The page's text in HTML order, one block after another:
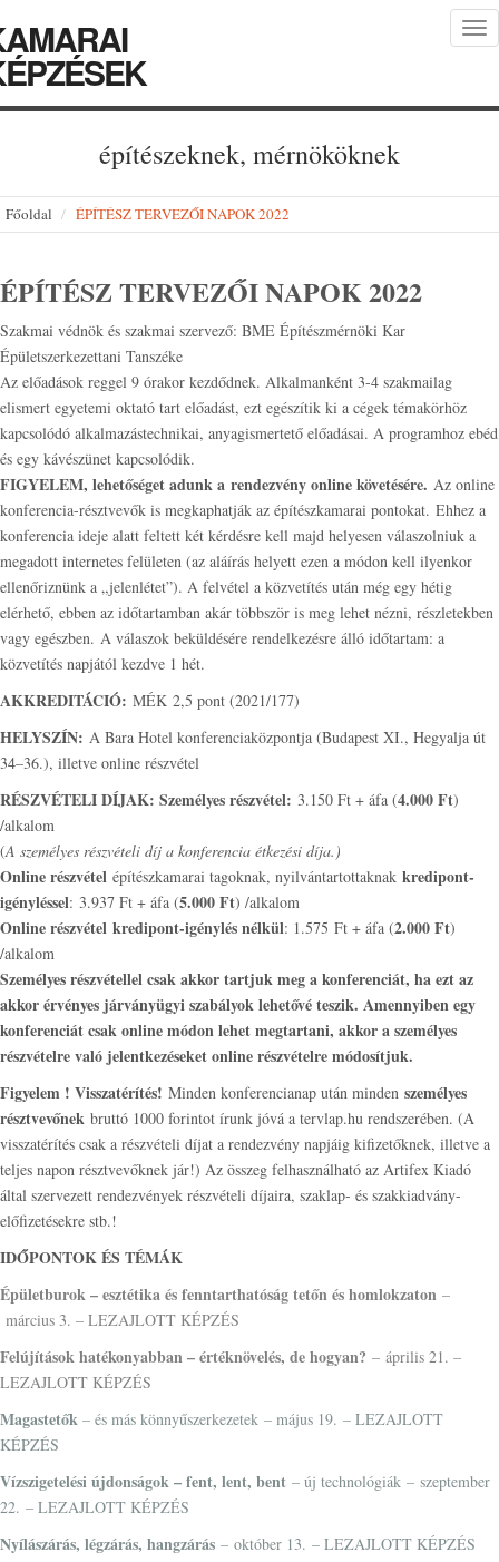
építészeknek, mérnököknek
Főoldal ÉPÍTÉSZ TERVEZŐI NAPOK 2022
ÉPÍTÉSZ TERVEZŐI NAPOK 2022
Szakmai védnök és szakmai szervező: BME Építészmérnöki Kar
Épületszerkezettani Tanszéke
Az előadások reggel 9 órakor kezdődnek. Alkalmanként 3-4 szakmailag
elismert egyetemi oktató tart előadást, ezt egészítik ki a cégek témakörhöz
kapcsolódó alkalmazástechnikai, anyagismertető előadásai. A programhoz ebéd
és egy kávészünet kapcsolódik.
FIGYELEM, lehetőséget adunk a rendezvény online követésére. Az online
konferencia-résztvevők is megkaphatják az építészkamarai pontokat. Ehhez a
konferencia ideje alatt feltett két kérdésre kell majd helyesen válaszolniuk a
megadott internetes felületen (az aláírás helyett ezen a módon kell ilyenkor
ellenőriznünk a „jelenlétet”). A felvétel a közvetítés után még egy hétig
elérhető, ebben az időtartamban akár többször is meg lehet nézni, részletekben
vagy egészben. A válaszok beküldésére rendelkezésre álló időtartam: a
közvetítés napjától kezdve 1 hét.
AKKREDITÁCIÓ: MÉK 2,5 pont (2021/177)
HELYSZÍN: A Bara Hotel konferenciaközpontja (Budapest XI., Hegyalja út
34–36.), illetve online részvétel
RÉSZVÉTELI DÍJAK: Személyes részvétel: 3.150 Ft + áfa (4.000 Ft)
/alkalom
(A személyes részvételi díj a konferencia étkezési díja.)
Online részvétel építészkamarai tagoknak, nyilvántartottaknak kredipont-
igényléssel: 3.937 Ft + áfa (5.000 Ft) /alkalom
Online részvétel kredipont-igénylés nélkül: 1.575 Ft + áfa (2.000 Ft)
/alkalom
Személyes részvétellel csak akkor tartjuk meg a konferenciát, ha ezt az
akkor érvényes járványügyi szabályok lehetővé teszik. Amennyiben egy
konferenciát csak online módon lehet megtartani, akkor a személyes
részvételre való jelentkezéseket online részvételre módosítjuk.
Figyelem ! Visszatérítés! Minden konferencianap után minden személyes
résztvevőnek bruttó 1000 forintot írunk jóvá a tervlap.hu rendszerében. (A
visszatérítés csak a részvételi díjat a rendezvény napjáig kifizetőknek, illetve a
teljes napon résztvevőknek jár!) Az összeg felhasználható az Artifex Kiadó
által szervezett rendezvények részvételi díjaira, szaklap- és szakkiadvány-
előfizetésekre stb.!
IDŐPONTOK ÉS TÉMÁK
Épületburok – esztétika és fenntarthatóság tetőn és homlokzaton –
március 3. – LEZAJLOTT KÉPZÉS
Felújítások hatékonyabban– értéknövelés, de hogyan? – április 21. –
LEZAJLOTT KÉPZÉS
Magastetők – és más könnyűszerkezetek – május 19. – LEZAJLOTT
KÉPZÉS
Vízszigetelési újdonságok – fent, lent, bent – új technológiák – szeptember
22. – LEZAJLOTT KÉPZÉS
Nyílászárás, légzárás, hangzárás – október 13. – LEZAJLOTT KÉPZÉS